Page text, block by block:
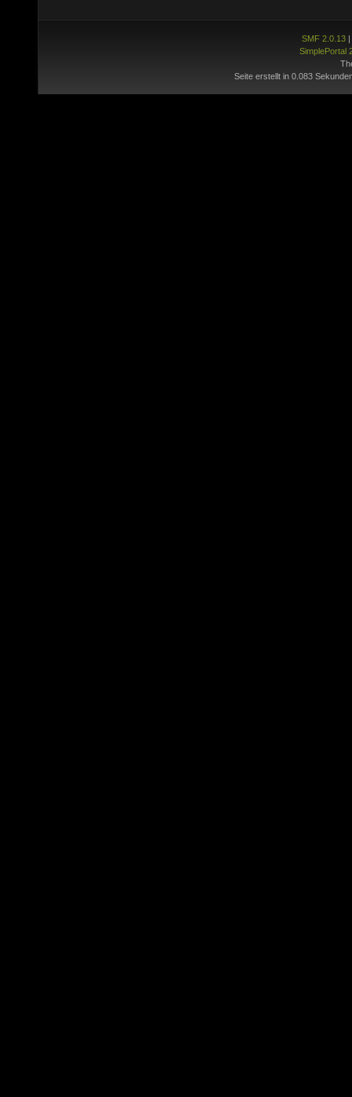
SMF 2.0.13|
SimplePortal
Seite erstellt in 0.083